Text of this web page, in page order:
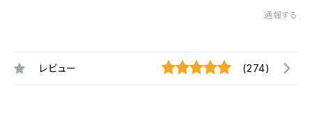
通報する
レビュー (274)